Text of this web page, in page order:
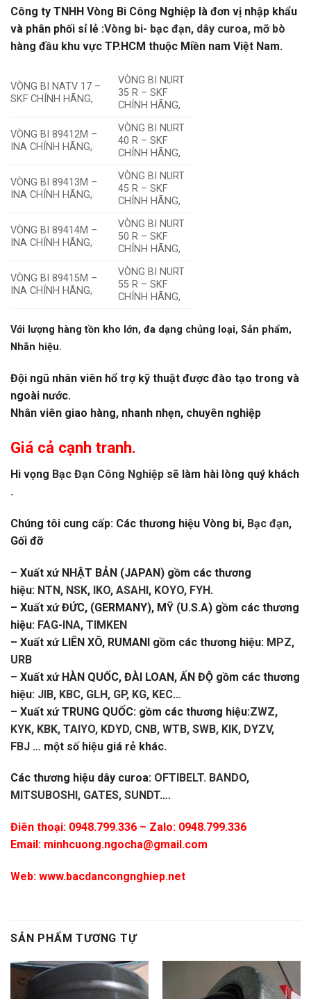
Công ty TNHH Vòng Bi Công Nghiệp là đơn vị nhập khẩu
và phân phối sỉ lẻ :Vòng bi- bạc đạn, dây curoa, mỡ bò
hàng đầu khu vực TP.HCM thuộc Miền nam Việt Nam.
VÒNG BI NATV 17 –
SKF CHÍNH HÃNG,
VÒNG BI NURT
35 R – SKF
CHÍNH HÃNG,
VÒNG BI 89412M –
INA CHÍNH HÃNG,
VÒNG BI NURT
40 R – SKF
CHÍNH HÃNG,
VÒNG BI 89413M –
INA CHÍNH HÃNG,
VÒNG BI NURT
45 R – SKF
CHÍNH HÃNG,
VÒNG BI 89414M –
INA CHÍNH HÃNG,
VÒNG BI NURT
50 R – SKF
CHÍNH HÃNG,
VÒNG BI 89415M –
INA CHÍNH HÃNG,
VÒNG BI NURT
55 R – SKF
CHÍNH HÃNG,
Với lượng hàng tồn kho lớn, đa dạng chủng loại, Sản phẩm,
Nhãn hiệu.
Đội ngũ nhân viên hổ trợ kỹ thuật được đào tạo trong và
ngoài nước.
Nhân viên giao hàng, nhanh nhẹn, chuyên nghiệp
Giá cả cạnh tranh.
Hi vọng Bạc Đạn Công Nghiệp sẽ làm hài lòng quý khách
.
Chúng tôi cung cấp: Các thương hiệu Vòng bi, Bạc đạn,
Gối đỡ
– Xuất xứ NHẬT BẢN (JAPAN) gồm các thương
hiệu: NTN, NSK, IKO, ASAHI, KOYO, FYH.
– Xuất xứ ĐỨC, (GERMANY), MỸ (U.S.A) gồm các thương
hiệu: FAG-INA, TIMKEN
– Xuất xứ LIÊN XÔ, RUMANI gồm các thương hiệu: MPZ,
URB
– Xuất xứ HÀN QUỐC, ĐÀI LOAN, ẤN ĐỘ gồm các thương
hiệu: JIB, KBC, GLH, GP, KG, KEC…
– Xuất xứ TRUNG QUỐC: gồm các thương hiệu:ZWZ,
KYK, KBK, TAIYO, KDYD, CNB, WTB, SWB, KIK, DYZV,
FBJ … một số hiệu giá rẻ khác.
Các thương hiệu dây curoa: OFTIBELT. BANDO,
MITSUBOSHI, GATES, SUNDT….
Điên thoại: 0948.799.336 – Zalo: 0948.799.336
Email: minhcuong.ngocha@gmail.com
Web: www.bacdancongnghiep.net
SẢN PHẨM TƯƠNG TỰ